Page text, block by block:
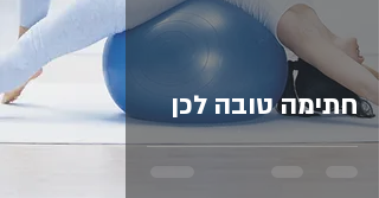
חתימה טובה לכן